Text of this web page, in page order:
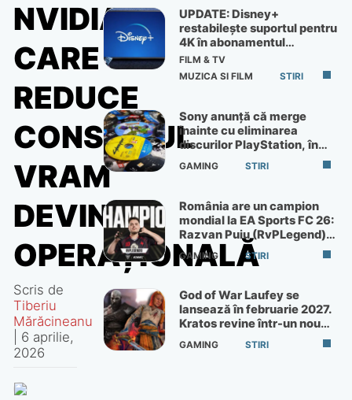
NVIDIA
CARE
REDUCE
CONSUMUL
VRAM
DEVINE
OPERAȚIONALĂ
Scris de
Tiberiu
Mărăcineanu
6 aprilie,
2026
UPDATE: Disney+
restabilește suportul pentru
4K în abonamentul
Premium
FILM & TV
MUZICA SI FILM
STIRI
Sony anunță că merge
înainte cu eliminarea
discurilor PlayStation, în
ciuda protestelor
GAMING STIRI
România are un campion
mondial la EA Sports FC 26:
Razvan Puiu (RvPLegend)
câștigă turneul de la Paris
GAMING STIRI
God of War Laufey se
lansează în februarie 2027.
Kratos revine într-un nou
God of War
GAMING STIRI